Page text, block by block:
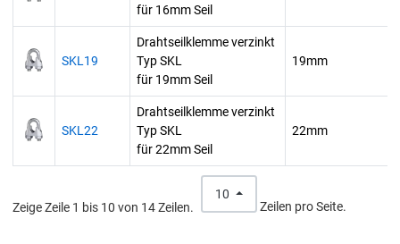
für 16mm Seil
SKL19
Drahtseilklemme verzinkt
Typ SKL
für 19mm Seil
19mm
SKL22
Drahtseilklemme verzinkt
Typ SKL
für 22mm Seil
22mm
Zeige Zeile 1 bis 10 von 14 Zeilen.
10
Zeilen pro Seite.